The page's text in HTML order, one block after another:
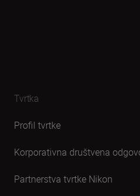
Tvrtka
Profil tvrtke
Korporativna društvena
Partnerstva tvrtke Nikon